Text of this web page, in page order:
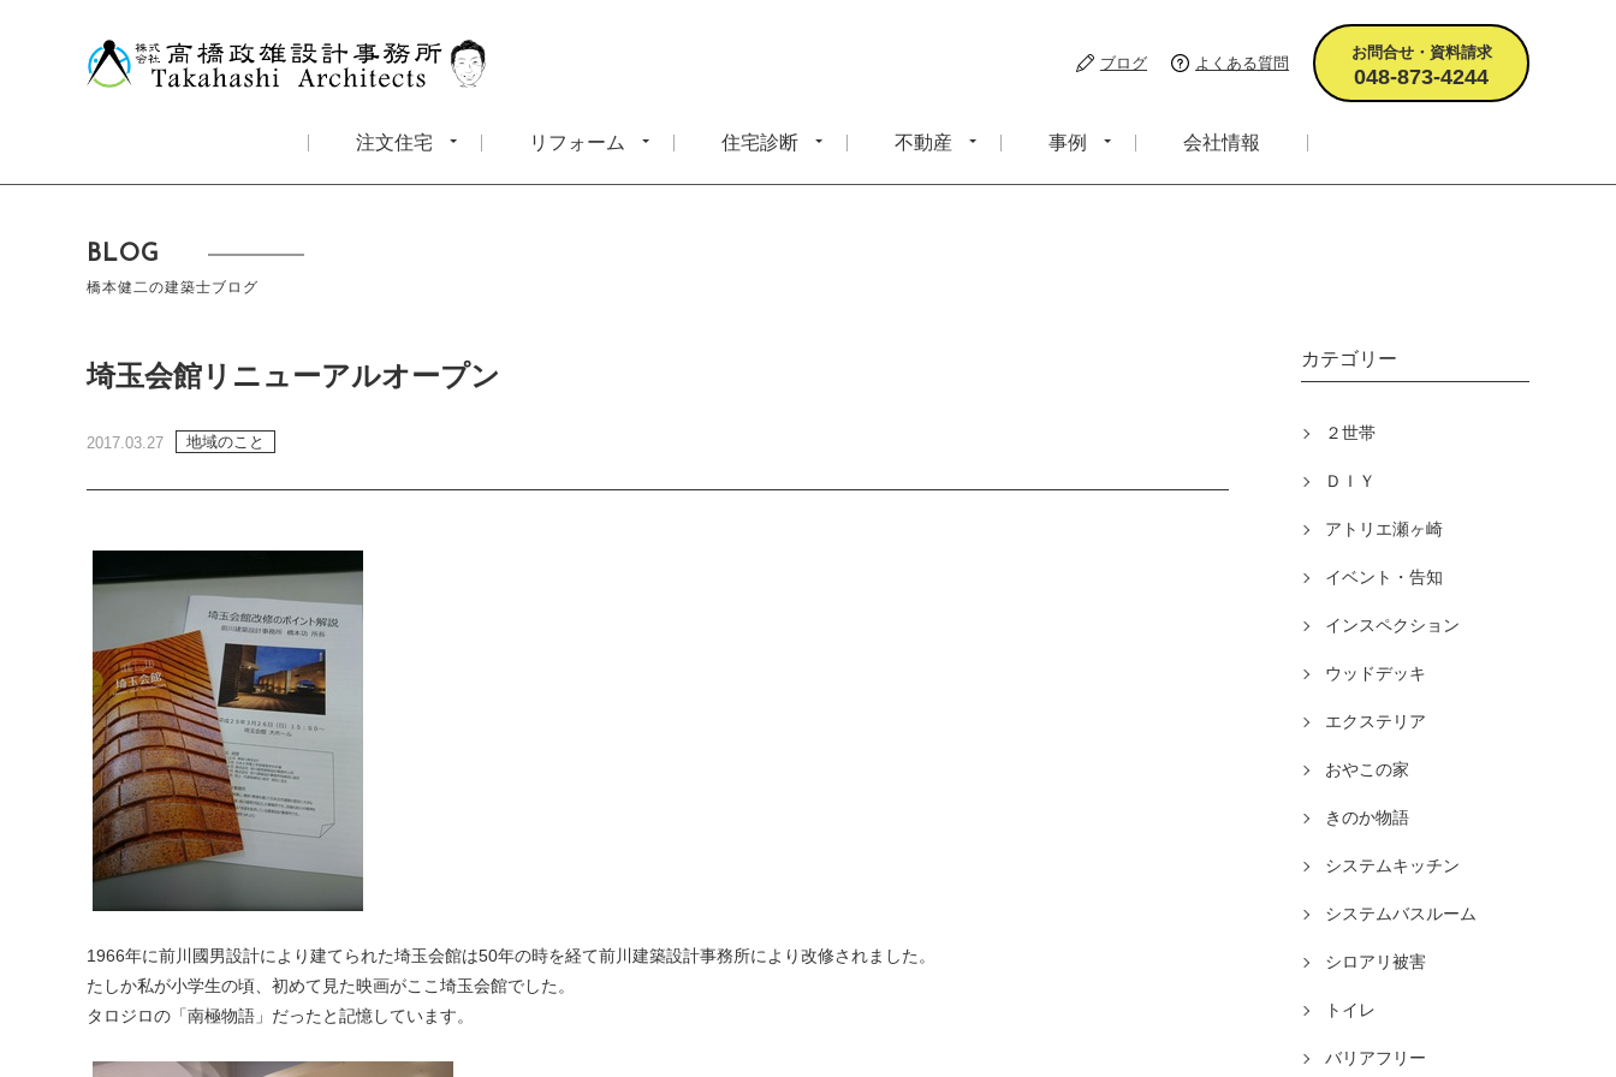
ブログ よくある質問
お問合せ・資料請求
048-873-4244
注文住宅 リフォーム 住宅診断 不動産 事例 会社情報
BLOG
橋本健二の建築士ブログ
埼玉会館リニューアルオープン
2017.03.27 地域のこと
1966年に前川國男設計により建てられた埼玉会館は50年の時を経て前川建築設計事務所により改修されました。
たしか私が小学生の頃、初めて見た映画がここ埼玉会館でした。
タロジロの「南極物語」だったと記憶しています。
カテゴリー
２世帯
ＤＩＹ
アトリエ瀬ヶ崎
イベント・告知
インスペクション
ウッドデッキ
エクステリア
おやこの家
きのか物語
システムキッチン
システムバスルーム
シロアリ被害
トイレ
バリアフリー